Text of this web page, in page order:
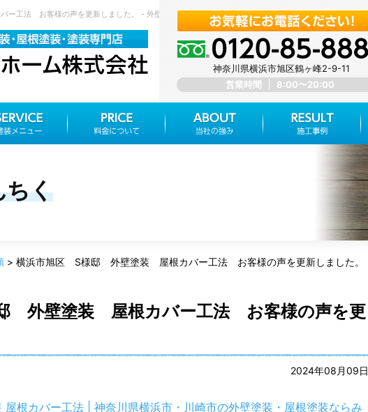
法 お客様の声を更新しました。 - 外壁塗装 屋根塗装 神奈川県横浜市旭区 みらいホーム株式会社
神奈川県横浜市旭区鶴ヶ峰2-9-11
営業時間
8:00〜20:00
ちく
> 横浜市旭区 S様邸 外壁塗装 屋根カバー工法 お客様の声を更新しました。
外壁塗装 屋根カバー工法 お客様の声を更
2024年08月09日
根カバー工法 | 神奈川県横浜市・川崎市の外壁塗装・屋根塗装ならみ